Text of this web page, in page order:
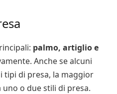
palmo, artiglio e
Anche se alcuni
tipi di presa, la maggior
o due stili di presa.